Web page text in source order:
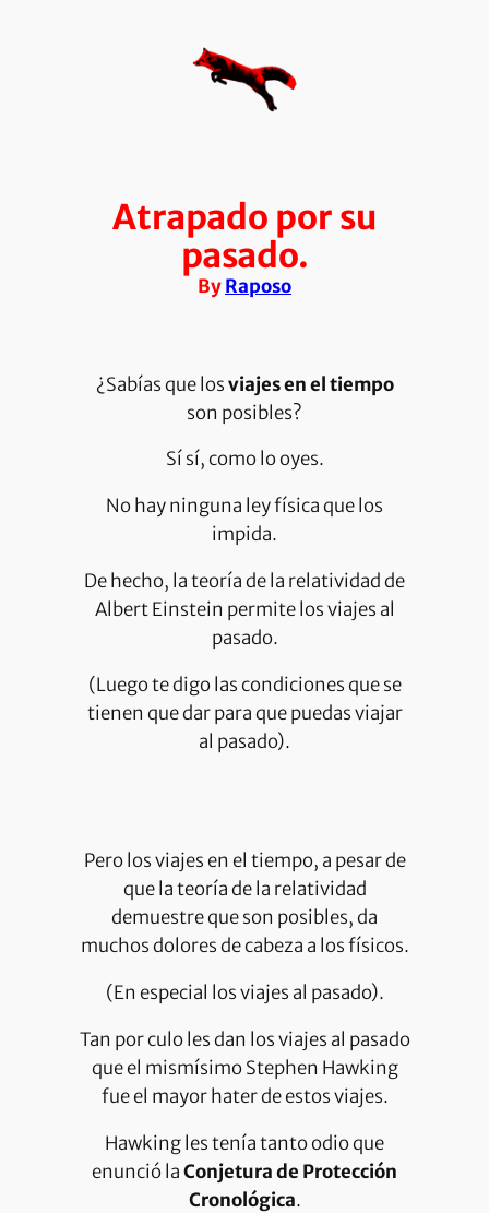
Atrapado por su
pasado.
ByRaposo
¿Sabías que losviajes en el tiempo
son posibles?
Sí sí, como lo oyes.
No hay ninguna ley física que los
impida.
De hecho, la teoría de la relatividad de
Albert Einstein permite los viajes al
pasado.
(Luego te digo las condiciones que se
tienen que dar para que puedas viajar
al pasado).
Pero los viajes en el tiempo, a pesar de
que la teoría de la relatividad
demuestre que son posibles, da
muchos dolores de cabeza a los físicos.
(En especial los viajes al pasado).
Tan por culo les dan los viajes al pasado
que el mismísimo Stephen Hawking
fue el mayor hater de estos viajes.
Hawking les tenía tanto odio que
enunció laConjetura de Protección
Cronológica.